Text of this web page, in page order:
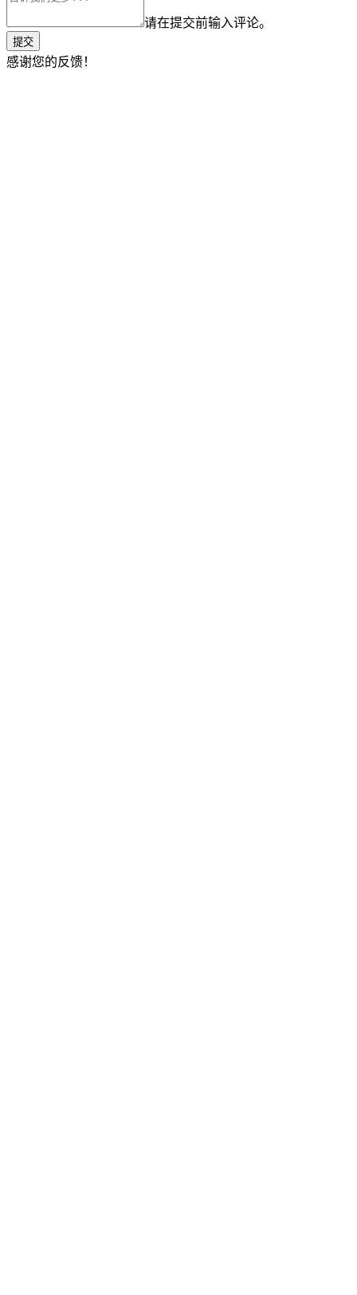
请在提交前输入评论。
提交
感谢您的反馈！